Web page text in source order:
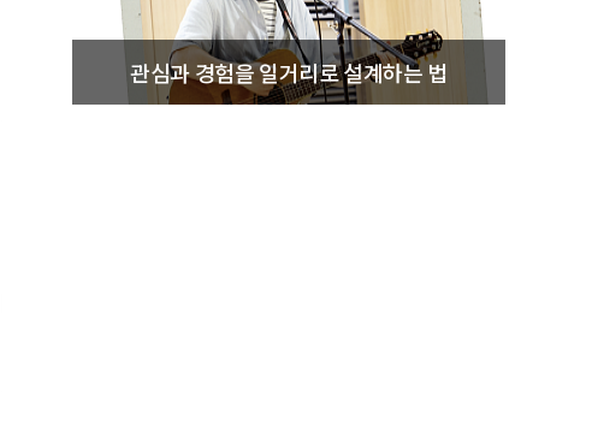
관심과 경험을 일거리로 설계하는 법